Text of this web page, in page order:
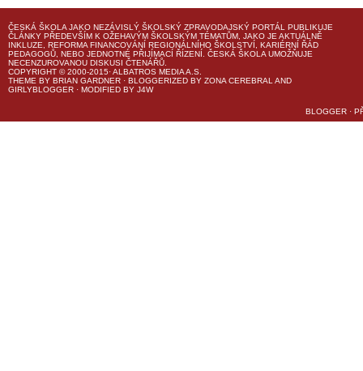
ČESKÁ ŠKOLA JAKO NEZÁVISLÝ ŠKOLSKÝ ZPRAVODAJSKÝ PORTÁL PUBLIKUJE
ČLÁNKY PŘEDEVŠÍM K OŽEHAVÝM ŠKOLSKÝM TÉMATŮM, JAKO JE AKTUÁLNĚ
INKLUZE, REFORMA FINANCOVÁNÍ REGIONÁLNÍHO ŠKOLSTVÍ, KARIÉRNÍ ŘÁD
PEDAGOGŮ, NEBO JEDNOTNÉ PŘIJÍMACÍ ŘÍZENÍ. ČESKÁ ŠKOLA UMOŽŇUJE
NECENZUROVANOU DISKUSI ČTENÁŘŮ.
COPYRIGHT © 2000-2015· ALBATROS MEDIA A.S.
THEME BY BRIAN GARDNER · BLOGGERIZED BY ZONA CEREBRAL AND
GIRLYBLOGGER · MODIFIED BY J4W
BLOGGER ·